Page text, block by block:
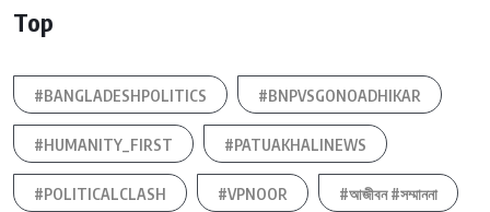
Top
#BANGLADESHPOLITICS #BNPVSGONOADHIKAR
#HUMANITY_FIRST #PATUAKHALINEWS
#POLITICALCLASH #VPNOOR #আজীবন #সম্মাননা